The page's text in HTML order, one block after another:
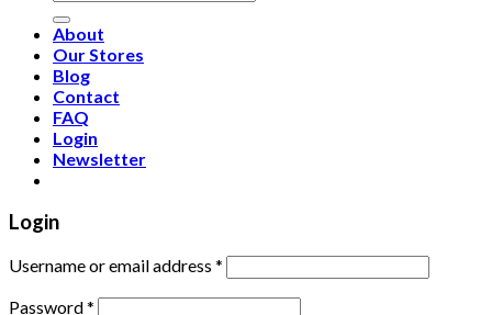
About
Our Stores
Blog
Contact
FAQ
Login
Newsletter
Login
Username or email address *
Password*